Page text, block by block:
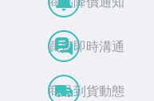
買賣即時溝通
商品到貨動態